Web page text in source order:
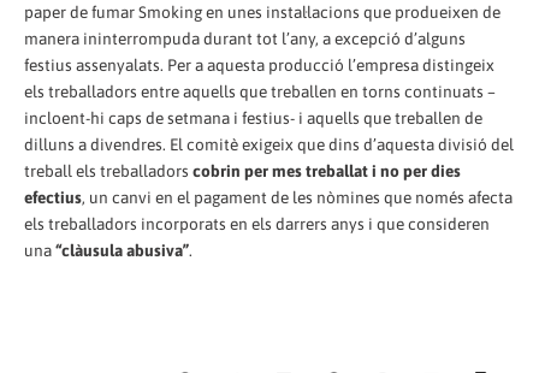
paper de fumar Smoking en unes instal·lacions que produeixen de
manera ininterrompuda durant tot l’any, a excepció d’alguns
festius assenyalats. Per a aquesta producció l’empresa distingeix
els treballadors entre aquells que treballen en torns continuats –
incloent-hi caps de setmana i festius- i aquells que treballen de
dilluns a divendres. El comitè exigeix que dins d’aquesta divisió del
treball els treballadors cobrin per mes treballat i no per dies
efectius, un canvi en el pagament de les nòmines que només afecta
els treballadors incorporats en els darrers anys i que consideren
una“clàusula abusiva”.